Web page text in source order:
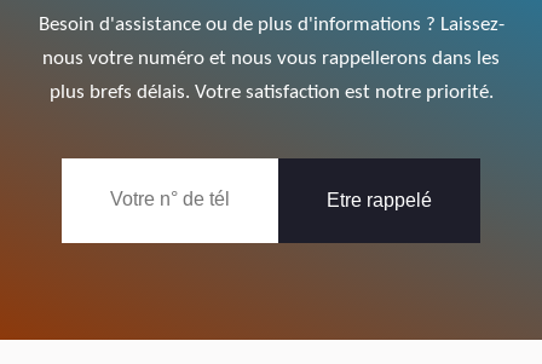
Besoin d'assistance ou de plus d'informations ? Laissez-
nous votre numéro et nous vous rappellerons dans les
plus brefs délais. Votre satisfaction est notre priorité.